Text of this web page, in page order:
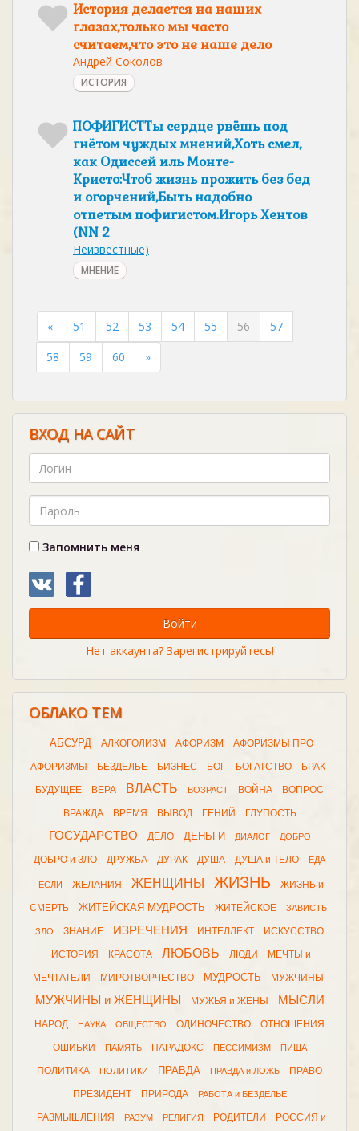
История делается на наших
глазах,только мы часто
считаем,что это не наше дело
Андрей Соколов
ИСТОРИЯ
ПОФИГИСТТы сердце рвёшь под
гнётом чуждых мнений,Хоть смел,
как Одиссей иль Монте-
Кристо:Чтоб жизнь прожить без бед
и огорчений,Быть надобно
отпетым пофигистом.Игорь Хентов
(NN 2
Неизвестные)
МНЕНИЕ
« 51 52 53 54 55 56
57
58
59 60 »
ВХОД НА САЙТ
Запомнить меня
Войти
Нет аккаунта? Зарегистрируйтесь!
ОБЛАКО ТЕМ
АБСУРД АЛКОГОЛИЗМ АФОРИЗМ АФОРИЗМЫ ПРО
АФОРИЗМЫ БЕЗДЕЛЬЕ БИЗНЕС БОГ БОГАТСТВО БРАК
БУДУЩЕЕ ВЕРА ВЛАСТЬ ВОЗРАСТ ВОЙНА ВОПРОС
ВРАЖДА ВРЕМЯ ВЫВОД ГЕНИЙ ГЛУПОСТЬ
ГОСУДАРСТВО ДЕЛО ДЕНЬГИ ДИАЛОГ ДОБРО
ДОБРО и ЗЛО ДРУЖБА ДУРАК ДУША ДУША и ТЕЛО ЕДА
ЕСЛИ ЖЕЛАНИЯ ЖЕНЩИНЫ ЖИЗНЬ ЖИЗНЬ и
СМЕРТЬ ЖИТЕЙСКАЯ МУДРОСТЬ ЖИТЕЙСКОЕ ЗАВИСТЬ
ЗЛО ЗНАНИЕ ИЗРЕЧЕНИЯ ИНТЕЛЛЕКТ ИСКУССТВО
ИСТОРИЯ КРАСОТА ЛЮБОВЬ ЛЮДИ МЕЧТЫ и
МЕЧТАТЕЛИ МИРОТВОРЧЕСТВО МУДРОСТЬ МУЖЧИНЫ
МУЖЧИНЫ и ЖЕНЩИНЫ МУЖЬЯ и ЖЕНЫ МЫСЛИ
НАРОД НАУКА ОБЩЕСТВО ОДИНОЧЕСТВО ОТНОШЕНИЯ
ОШИБКИ ПАМЯТЬ ПАРАДОКС ПЕССИМИЗМ ПИЩА
ПОЛИТИКА ПОЛИТИКИ ПРАВДА ПРАВДА и ЛОЖЬ ПРАВО
ПРЕЗИДЕНТ ПРИРОДА РАБОТА и БЕЗДЕЛЬЕ
РАЗМЫШЛЕНИЯ РАЗУМ РЕЛИГИЯ РОДИТЕЛИ РОССИЯ и